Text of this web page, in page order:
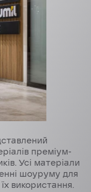
преміум-
Усі матеріали
шоуруму для
використання.